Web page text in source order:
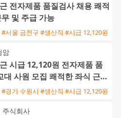
전자제품 품질검사 채용 쾌적
및 주급 가능
#서울 금천구 #생산직 #시급 12,120원
암
시급 12,120원 전자제품 품
대 사원 모집 쾌적한 좌식 근무
착률
#경기 수원시 #생산직 #시급 12,120원
주식회사